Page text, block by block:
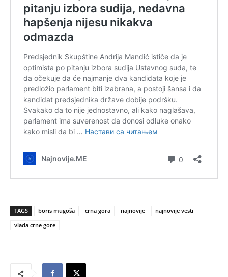
TAGS boris mugoša crna gora najnovije
najnovije vesti
vlada crne gore